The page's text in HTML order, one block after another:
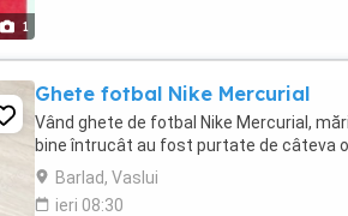
1
Ghete fotbal Nike Mercurial
Vând ghete de fotbal Nike Mercurial,
bine întrucât au fost purtate de câteva
Barlad, Vaslui
ieri 08:30